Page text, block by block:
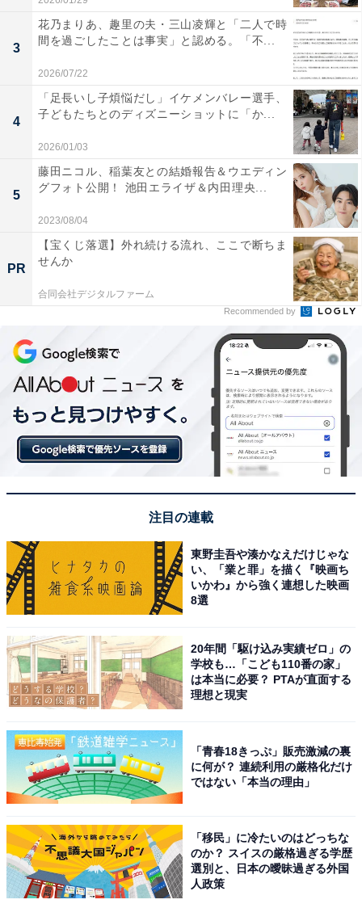
3
花乃まりあ、趣里の夫・三山凌輝と「二人で時
間を過ごしたことは事実」と認める。「不...
2026/07/22
4
「足長いし子煩悩だし」イケメンバレー選手、
子どもたちとのディズニーショットに「か...
2026/01/03
5
藤田ニコル、稲葉友との結婚報告＆ウエディン
グフォト公開！ 池田エライザ＆内田理央...
2023/08/04
PR
【宝くじ落選】外れ続ける流れ、ここで断ちま
せんか
合同会社デジタルファーム
Recommended by
注目の連載
東野圭吾や湊かなえだけじゃな
い、「業と罪」を描く『映画ち
いかわ』から強く連想した映画
8選
20年間「駆け込み実績ゼロ」の
学校も…「こども110番の家」
は本当に必要？ PTAが直面する
理想と現実
「青春18きっぷ」販売激減の裏
に何が？ 連続利用の厳格化だけ
ではない「本当の理由」
「移民」に冷たいのはどっちな
のか？ スイスの厳格過ぎる学歴
選別と、日本の曖昧過ぎる外国
人政策